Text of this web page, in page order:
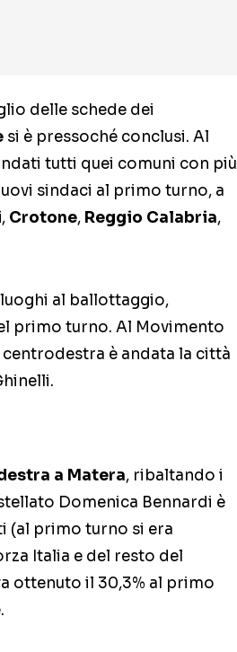
delle schede dei
si è pressoché conclusi. Al
tutti quei comuni con più
sindaci al primo turno, a
, Crotone, Reggio Calabria,
al ballottaggio,
primo turno. Al Movimento
è andata la città
a Matera, ribaltando i
Domenica Bennardi è
(al primo turno si era
Italia e del resto del
ottenuto il 30,3% al primo